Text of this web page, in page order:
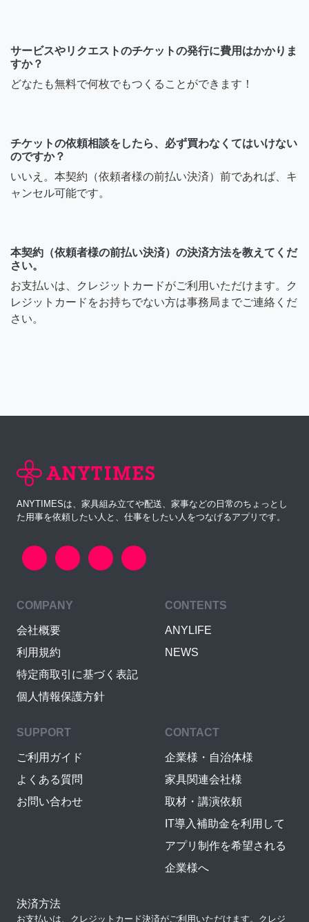
サービスやリクエストのチケットの発行に費用はかかりま
すか？
どなたも無料で何枚でもつくることができます！
チケットの依頼相談をしたら、必ず買わなくてはいけない
のですか？
いいえ。本契約（依頼者様の前払い決済）前であれば、キ
ャンセル可能です。
本契約（依頼者様の前払い決済）の決済方法を教えてくだ
さい。
お支払いは、クレジットカードがご利用いただけます。ク
レジットカードをお持ちでない方は事務局までご連絡くだ
さい。
ANYTIMESは、家具組み立てや配送、家事などの日常のちょっとし
た用事を依頼したい人と、仕事をしたい人をつなげるアプリです。
COMPANY
会社概要
利用規約
特定商取引に基づく表記
個人情報保護方針
CONTENTS
ANYLIFE
NEWS
SUPPORT
ご利用ガイド
よくある質問
お問い合わせ
CONTACT
企業様・自治体様
家具関連会社様
取材・講演依頼
IT導入補助金を利用して
アプリ制作を希望される
企業様へ
決済方法
お支払いは、クレジットカード決済がご利用いただけます。クレジ